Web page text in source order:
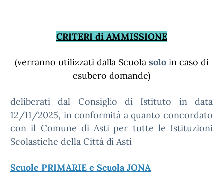
CRITERI di AMMISSIONE
(verranno utilizzati dalla Scuola soloin caso di
esubero domande)
deliberati dal Consiglio di Istituto in data
12/11/2025, in conformità a quanto concordato
con il Comune di Asti per tutte le Istituzioni
Scolastiche della Città di Asti
Scuole PRIMARIE e Scuola JONA